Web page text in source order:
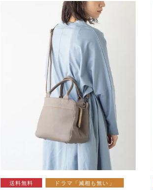
送料無料 ドラマ「滅相も無い」